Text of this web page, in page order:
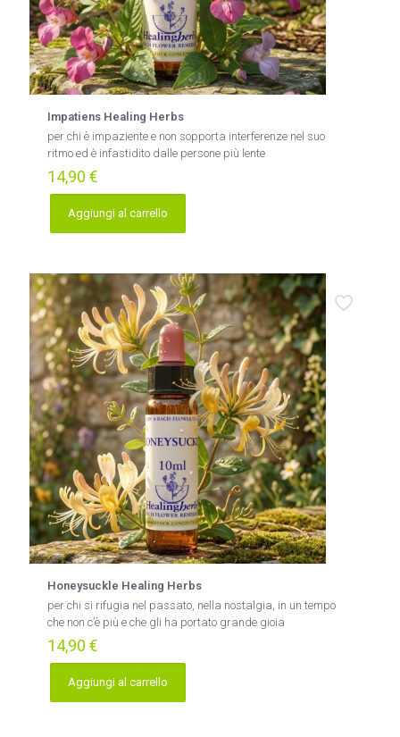
Impatiens Healing Herbs
per chi è impaziente e non sopporta interferenze nel suo
ritmo ed è infastidito dalle persone più lente
14,90 €
Aggiungi al carrello
Honeysuckle Healing Herbs
per chi si rifugia nel passato, nella nostalgia, in un tempo
che non c’è più e che gli ha portato grande gioia
14,90 €
Aggiungi al carrello